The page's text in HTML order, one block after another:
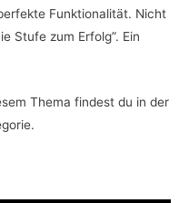
Funktionalität. Nicht
Stufe zum Erfolg”. Ein
Thema findest du in der